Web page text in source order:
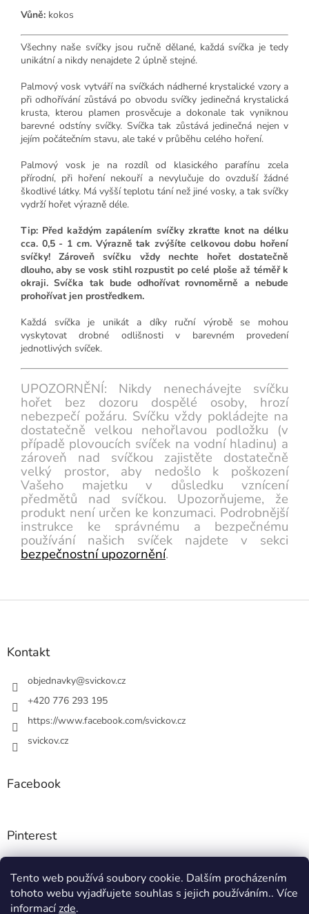
Tento web používá soubory cookie. Dalším procházením
tohoto webu vyjadřujete souhlas s jejich používáním.. Více
informacízde.
Vůně: kokos
Všechny naše svíčky jsou ručně dělané, každá svíčka je tedy
unikátní a nikdy nenajdete 2 úplně stejné.
Palmový vosk vytváří na svíčkách nádherné krystalické vzory a
při odhořívání zůstává po obvodu svíčky jedinečná krystalická
krusta, kterou plamen prosvěcuje a dokonale tak vyniknou
barevné odstíny svíčky. Svíčka tak zůstává jedinečná nejen v
jejím počátečním stavu, ale také v průběhu celého hoření.
Palmový vosk je na rozdíl od klasického parafínu zcela
přírodní, při hoření nekouří a nevylučuje do ovzduší žádné
škodlivé látky. Má vyšší teplotu tání než jiné vosky, a tak svíčky
vydrží hořet výrazně déle.
Tip: Před každým zapálením svíčky zkraťte knot na délku
cca. 0,5 - 1 cm. Výrazně tak zvýšíte celkovou dobu hoření
svíčky! Zároveň svíčku vždy nechte hořet dostatečně
dlouho, aby se vosk stihl rozpustit po celé ploše až téměř k
okraji. Svíčka tak bude odhořívat rovnoměrně a nebude
prohořívat jen prostředkem.
Každá svíčka je unikát a díky ruční výrobě se mohou
vyskytovat drobné odlišnosti v barevném provedení
jednotlivých svíček.
UPOZORNĚNÍ: Nikdy nenechávejte svíčku
hořet bez dozoru dospělé osoby, hrozí
nebezpečí požáru. Svíčku vždy pokládejte na
dostatečně velkou nehořlavou podložku (v
případě plovoucích svíček na vodní hladinu) a
zároveň nad svíčkou zajistěte dostatečně
velký prostor, aby nedošlo k poškození
Vašeho majetku v důsledku vznícení
předmětů nad svíčkou. Upozorňujeme, že
produkt není určen ke konzumaci. Podrobnější
instrukce ke správnému a bezpečnému
používání našich svíček najdete v sekci
bezpečnostní upozornění.
Z
Kontakt
objednavky@svickov.cz
+420 776 293 195
https://www.facebook.com/svickov.cz
svickov.cz
Facebook
Pinterest
Instagram